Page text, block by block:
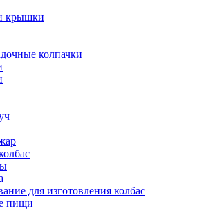
крышки
колпачки
для изготовления колбас
пищи